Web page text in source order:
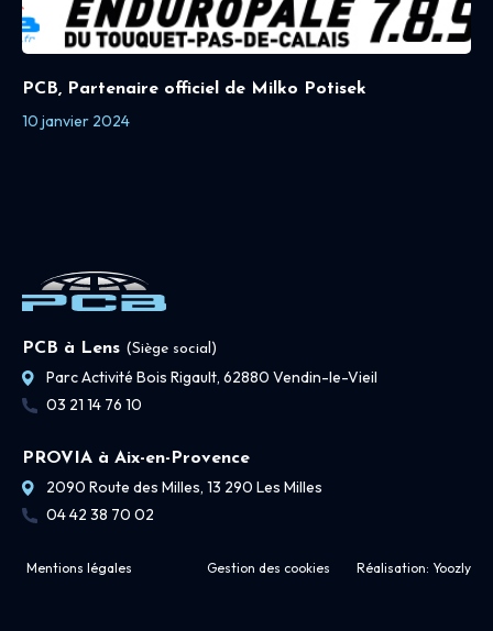
PCB, Partenaire officiel de Milko Potisek
10 janvier 2024
PCB à Lens (Siège social)
Parc Activité Bois Rigault, 62880 Vendin-le-Vieil
03 21 14 76 10
PROVIA à Aix-en-Provence
2090 Route des Milles, 13 290 Les Milles
04 42 38 70 02
Mentions légales Gestion des cookies Réalisation: Yoozly